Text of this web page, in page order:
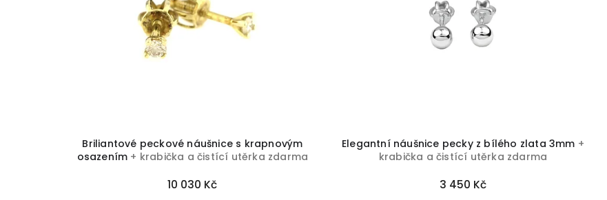
Briliant-Ametyst
Briliantové peckové náušnice s krapnovým
osazením + krabička a čistící utěrka zdarma
10 030 Kč
Elegantní náušnice pecky z bílého zlata 3mm +
krabička a čistící utěrka zdarma
3 450 Kč